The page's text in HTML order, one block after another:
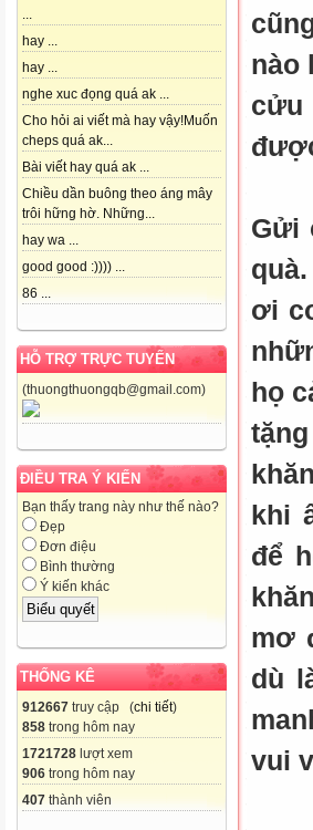
...
hay ...
hay ...
nghe xuc đọng quá ak ...
Cho hỏi ai viết mà hay vậy!Muốn
cheps quá ak...
Bài viết hay quá ak ...
Chiều dần buông theo áng mây
trôi hững hờ. Những...
hay wa ...
good good :)))) ...
86 ...
HỖ TRỢ TRỰC TUYẾN
(thuongthuongqb@gmail.com)
ĐIỀU TRA Ý KIẾN
Bạn thấy trang này như thế nào?
Đẹp
Đơn điệu
Bình thường
Ý kiến khác
THỐNG KÊ
912667 truy cập (chi tiết)
858 trong hôm nay
1721728 lượt xem
906 trong hôm nay
407 thành viên
nào
Gửi
ơi
họ
khi
để
mơ
dù
vui